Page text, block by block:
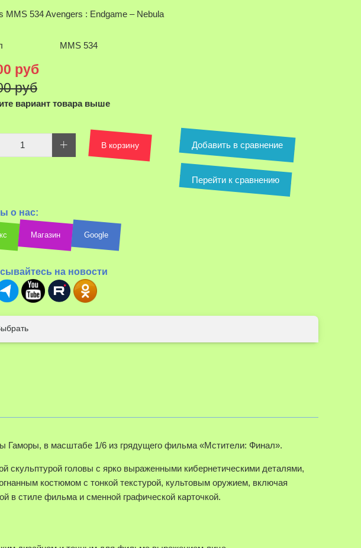
Наведите для увеличения
MMS 534 Avengers : Endgame – Nebula
MMS 534
руб
руб
вариант товара выше
В корзину Добавить в сравнение
Перейти к сравнению
о нас:
Магазин Google
на новости
Гаморы, в масштабе 1/6 из грядущего фильма «Мстители: Финал».
головы с ярко выраженными кибернетическими деталями,
костюмом с тонкой текстурой, культовым оружием, включая
в стиле фильма и сменной графической карточкой.